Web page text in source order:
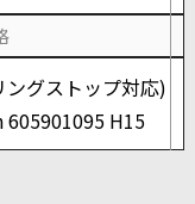
グストップ対応)
605901095 H15